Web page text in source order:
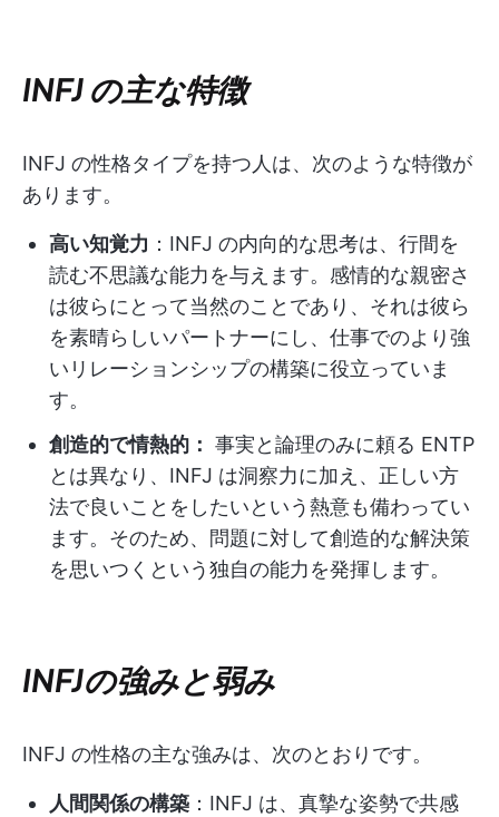
INFJ の主な特徴
INFJ の性格タイプを持つ人は、次のような特徴が
あります。
高い知覚力 ：INFJ の内向的な思考は、行間を
読む不思議な能力を与えます。感情的な親密さ
は彼らにとって当然のことであり、それは彼ら
を素晴らしいパートナーにし、仕事でのより強
いリレーションシップの構築に役立っていま
す。
創造的で情熱的： 事実と論理のみに頼る ENTP
とは異なり、INFJ は洞察力に加え、正しい方
法で良いことをしたいという熱意も備わってい
ます。そのため、問題に対して創造的な解決策
を思いつくという独自の能力を発揮します。
INFJの強みと弱み
INFJ の性格の主な強みは、次のとおりです。
人間関係の構築 ：INFJ は、真摯な姿勢で共感